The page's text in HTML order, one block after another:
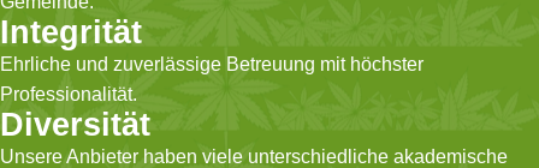
Integrität
Ehrliche und zuverlässige Betreuung mit höchster
Professionalität.
Diversität
Unsere Anbieter haben viele unterschiedliche akademische